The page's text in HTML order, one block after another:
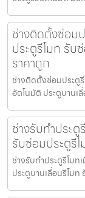
ช่างติดตั้งซ่อม
ประตูรีโมท รับ
ราคาถูก
ช่างติดตั้งซ่อมประตู
อัตโนมัติ ประตูบานเ
ช่างรับทำประ
รับซ่อมประตูรี
ช่างรับทำประตูรีโม
ประตูบานเลื่อนรีโมท